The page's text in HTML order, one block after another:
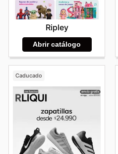
Ripley
Abrir catálogo
Caducado